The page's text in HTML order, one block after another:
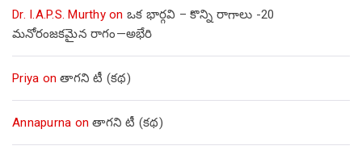
Dr. I.A.P.S. Murthyon ఒక భార్గవి – కొన్ని రాగాలు -20
మనోరంజకమైన రాగం—అభేరి
Priya onతాగని టీ (కథ)
Annapurna onతాగని టీ (కథ)